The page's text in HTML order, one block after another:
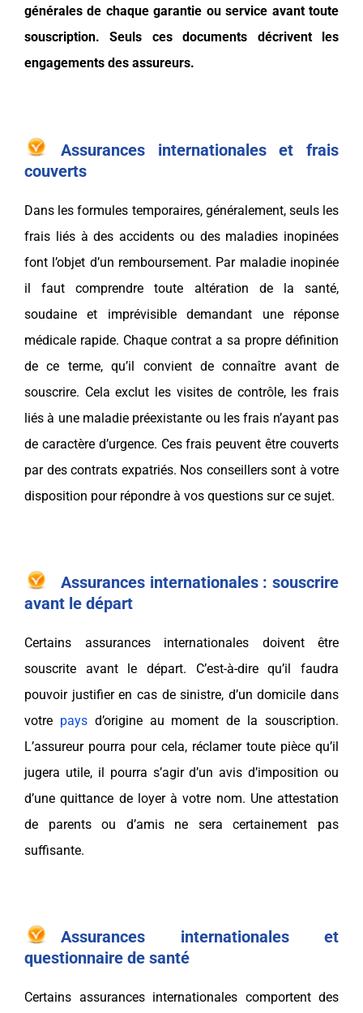
générales de chaque garantie ou service avant toute
souscription. Seuls ces documents décrivent les
engagements des assureurs.
Assurances internationales et frais
couverts
Dans les formules temporaires, généralement, seuls les
frais liés à des accidents ou des maladies inopinées
font l’objet d’un remboursement. Par maladie inopinée
il faut comprendre toute altération de la santé,
soudaine et imprévisible demandant une réponse
médicale rapide. Chaque contrat a sa propre définition
de ce terme, qu’il convient de connaître avant de
souscrire. Cela exclut les visites de contrôle, les frais
liés à une maladie préexistante ou les frais n’ayant pas
de caractère d’urgence. Ces frais peuvent être couverts
par des contrats expatriés. Nos conseillers sont à votre
disposition pour répondre à vos questions sur ce sujet.
Assurances internationales : souscrire
avant le départ
Certains assurances internationales doivent être
souscrite avant le départ. C’est-à-dire qu’il faudra
pouvoir justifier en cas de sinistre, d’un domicile dans
votre paysd’origine au moment de la souscription.
L’assureur pourra pour cela, réclamer toute pièce qu’il
jugera utile, il pourra s’agir d’un avis d’imposition ou
d’une quittance de loyer à votre nom. Une attestation
de parents ou d’amis ne sera certainement pas
suffisante.
Assurances internationales et
questionnaire de santé
Certains assurances internationales comportent des